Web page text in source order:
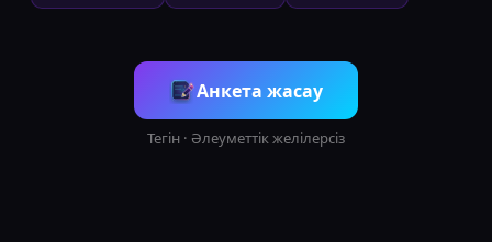
Анкета жасау
Тегін · Әлеуметтік желілерсіз